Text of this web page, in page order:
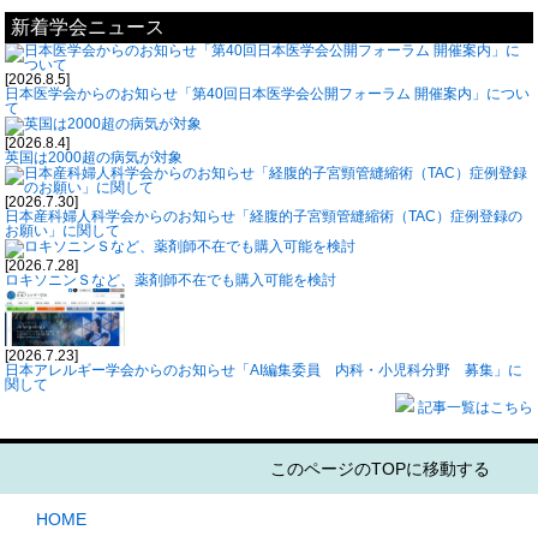
新着学会ニュース
[2026.8.5]
日本医学会からのお知らせ「第40回日本医学会公開フォーラム 開催案内」につい
て
[2026.8.4]
英国は2000超の病気が対象
[2026.7.30]
日本産科婦人科学会からのお知らせ「経腹的子宮頸管縫縮術（TAC）症例登録の
お願い」に関して
[2026.7.28]
ロキソニンＳなど、薬剤師不在でも購入可能を検討
[2026.7.23]
日本アレルギー学会からのお知らせ「AI編集委員 内科・小児科分野 募集」に
関して
記事一覧はこちら
このページのTOPに移動する
HOME